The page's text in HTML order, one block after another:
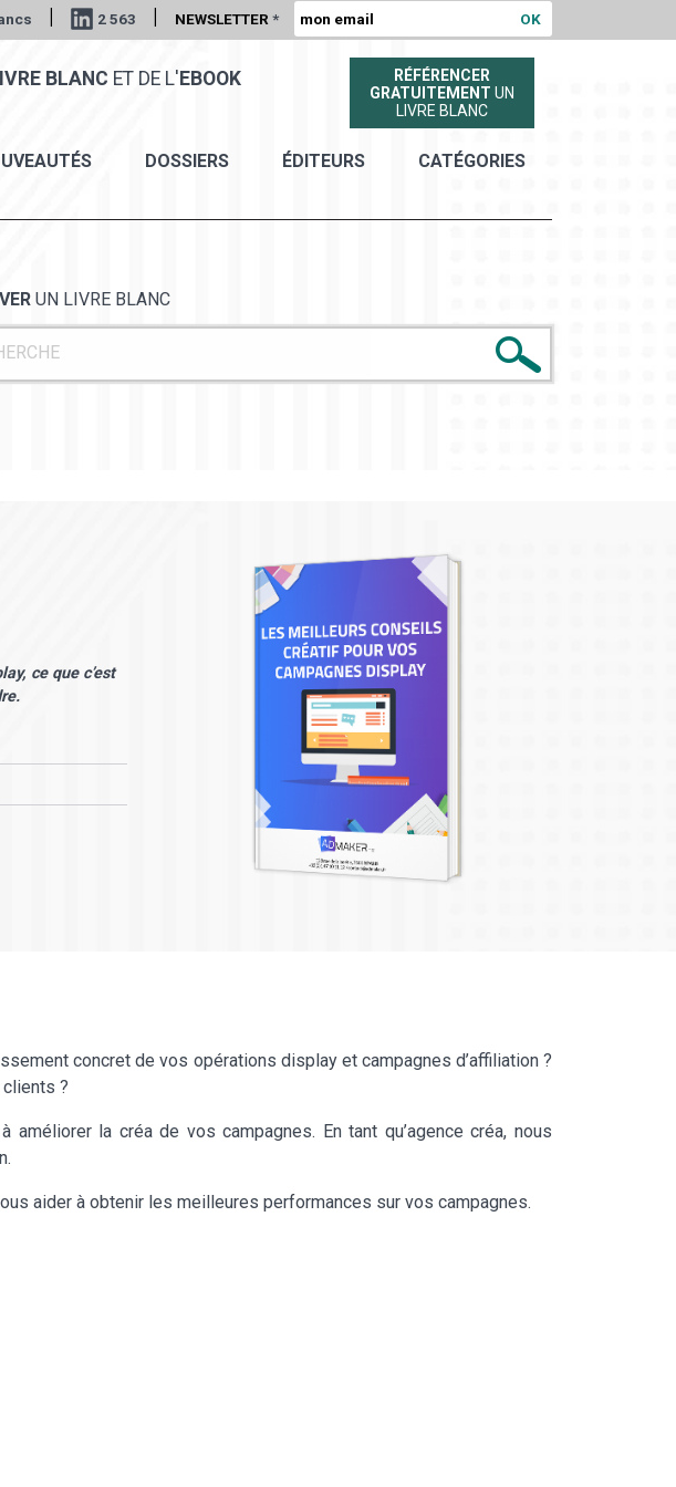
| 2 563 | NEWSLETTER *
BLANC ET DE L' EBOOK
RÉFÉRENCER
GRATUITEMENT UN
LIVRE BLANC
DOSSIERS ÉDITEURS CATÉGORIES
UN LIVRE BLANC
ce que c’est
concret de vos opérations display et campagnes d’affiliation ?
?
la créa de vos campagnes. En tant qu’agence créa, nous
aider à obtenir les meilleures performances sur vos campagnes.